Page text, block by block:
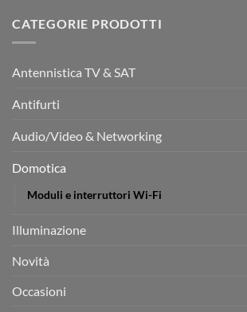
CATEGORIE PRODOTTI
Antennistica TV & SAT
Antifurti
Audio/Video & Networking
Domotica
Moduli e interruttori Wi-Fi
Illuminazione
Novità
Occasioni